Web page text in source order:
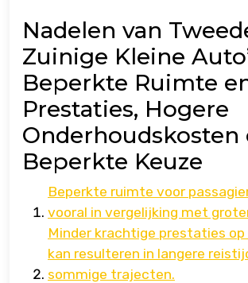
Nadelen van
Zuinige Kleine
Beperkte Ruimte
Prestaties, Hogere
Onderhoudskosten
Beperkte Keuze
Beperkte ruimte voor
vooral in vergelijking met
Minder krachtige prestaties
kan resulteren in langere
sommige trajecten.